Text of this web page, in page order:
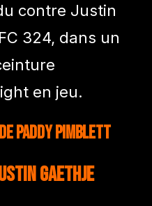
contre Justin
324, dans un
en jeu.
Paddy Pimblett
Gaethje